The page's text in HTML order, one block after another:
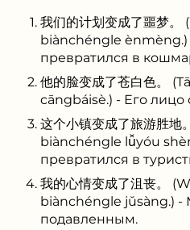
我们的计划变成了噩梦
biànchéngle
превратился в
他的脸变成了苍白色。
cāngbáisè.) - Его
这个小镇变成了旅游胜
biànchéngle lǚyóu
превратился в
我的心情变成了沮丧。
biànchéngle jǔsàng.) -
подавленным.